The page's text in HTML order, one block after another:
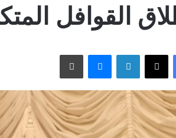
القوافل
فيسبوك X لينكدإن ماسنجر طباعة